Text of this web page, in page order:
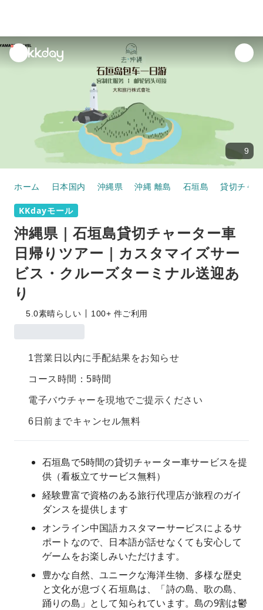
unread
notifications
9
ホーム 日本国内 沖縄県 沖縄 離島 石垣島 貸切チャ
KKdayモール
沖縄県｜石垣島貸切チャーター車
日帰りツアー｜カスタマイズサー
ビス・クルーズターミナル送迎あ
り
5.0素晴らしい 100+ 件ご利用
1営業日以内に手配結果をお知らせ
コース時間：5時間
電子バウチャーを現地でご提示ください
6日前までキャンセル無料
石垣島で5時間の貸切チャーター車サービスを提
供（看板立てサービス無料）
経験豊富で資格のある旅行代理店が旅程のガイ
ダンスを提供します
オンライン中国語カスタマーサービスによるサ
ポートなので、日本語が話せなくても安心して
ゲームをお楽しみいただけます。
豊かな自然、ユニークな海洋生物、多様な歴史
と文化が息づく石垣島は、「詩の島、歌の島、
踊りの島」として知られています。島の9割は鬱